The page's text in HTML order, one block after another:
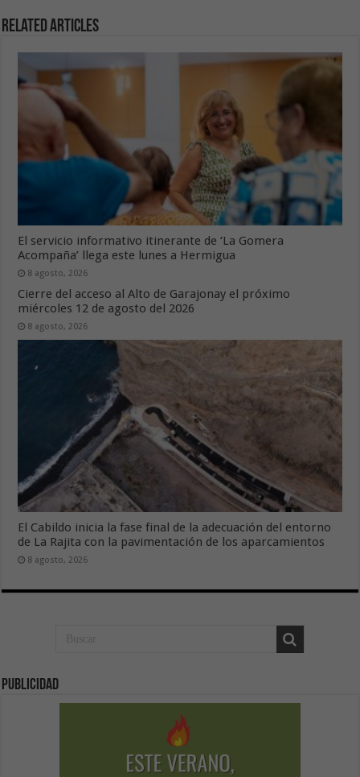
Related Articles
El servicio informativo itinerante de ‘La Gomera
Acompaña’ llega este lunes a Hermigua
8 agosto, 2026
Cierre del acceso al Alto de Garajonay el próximo
miércoles 12 de agosto del 2026
8 agosto, 2026
El Cabildo inicia la fase final de la adecuación del entorno
de La Rajita con la pavimentación de los aparcamientos
8 agosto, 2026
Publicidad